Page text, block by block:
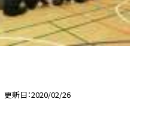
更新日 2020/02/26